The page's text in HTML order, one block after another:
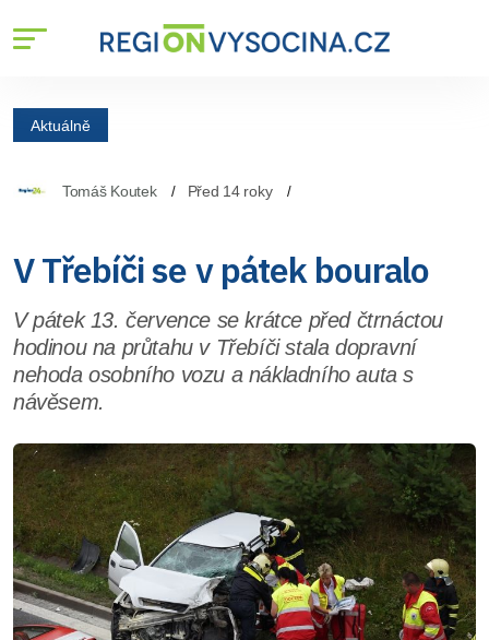
Aktuálně
Tomáš Koutek Před 14 roky
V Třebíči se v pátek bouralo
V pátek 13. července se krátce před čtrnáctou
hodinou na průtahu v Třebíči stala dopravní
nehoda osobního vozu a nákladního auta s
návěsem.